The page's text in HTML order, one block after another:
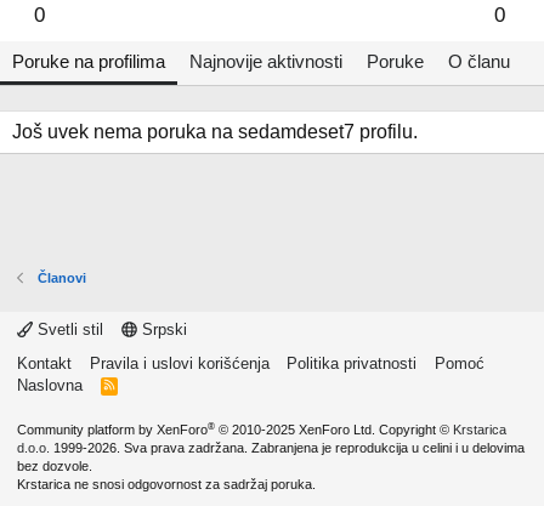
0 0
Poruke na profilima Najnovije aktivnosti Poruke O članu
Još uvek nema poruka na sedamdeset7 profilu.
Članovi
Svetli stil
Srpski
Kontakt
Pravila i uslovi korišćenja Politika privatnosti
Pomoć
Naslovna
R
Community platform by XenForo® © 2010-2025 XenForo Ltd. Copyright © Krstarica
d.o.o. 1999-2026. Sva prava zadržana. Zabranjena je reprodukcija u celini i u delovima
bez dozvole.
Krstarica ne snosi odgovornost za sadržaj poruka.